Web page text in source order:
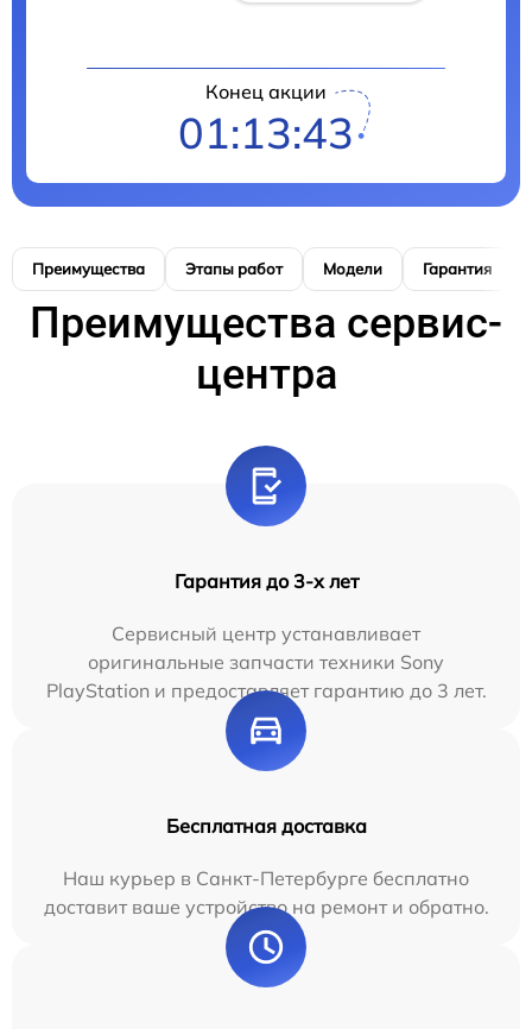
Конец акции
01:13:42
Преимущества Этапы работ Модели Гарантия
Преимущества сервис-
центра
Гарантия до 3-х лет
Сервисный центр устанавливает
оригинальные запчасти техники Sony
PlayStation и предоставляет гарантию до 3 лет.
Бесплатная доставка
Наш курьер в Санкт-Петербурге бесплатно
доставит ваше устройство на ремонт и обратно.